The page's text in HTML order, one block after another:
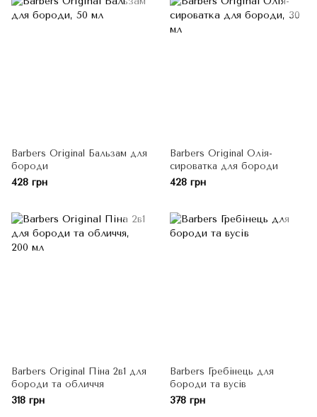
Barbers Original Бальзам для
бороди
428 грн
Barbers Original Олія-
сироватка для бороди
428 грн
Barbers Original Піна 2в1 для
бороди та обличчя
318 грн
Barbers Гребінець для
бороди та вусів
378 грн